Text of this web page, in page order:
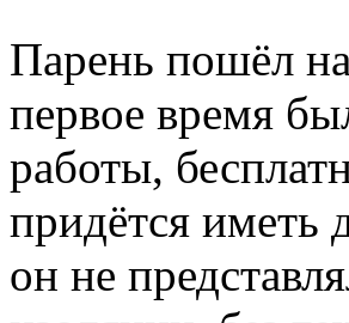
Парень пошёл
первое время
работы,
придётся иметь
он не